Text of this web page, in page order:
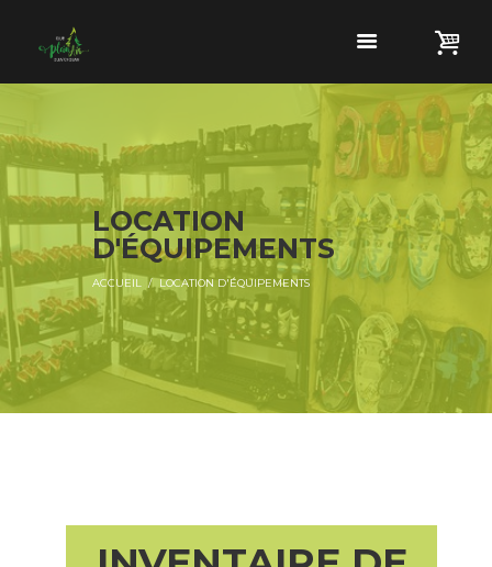
LOCATION
D'ÉQUIPEMENTS
ACCUEIL LOCATION D'ÉQUIPEMENTS